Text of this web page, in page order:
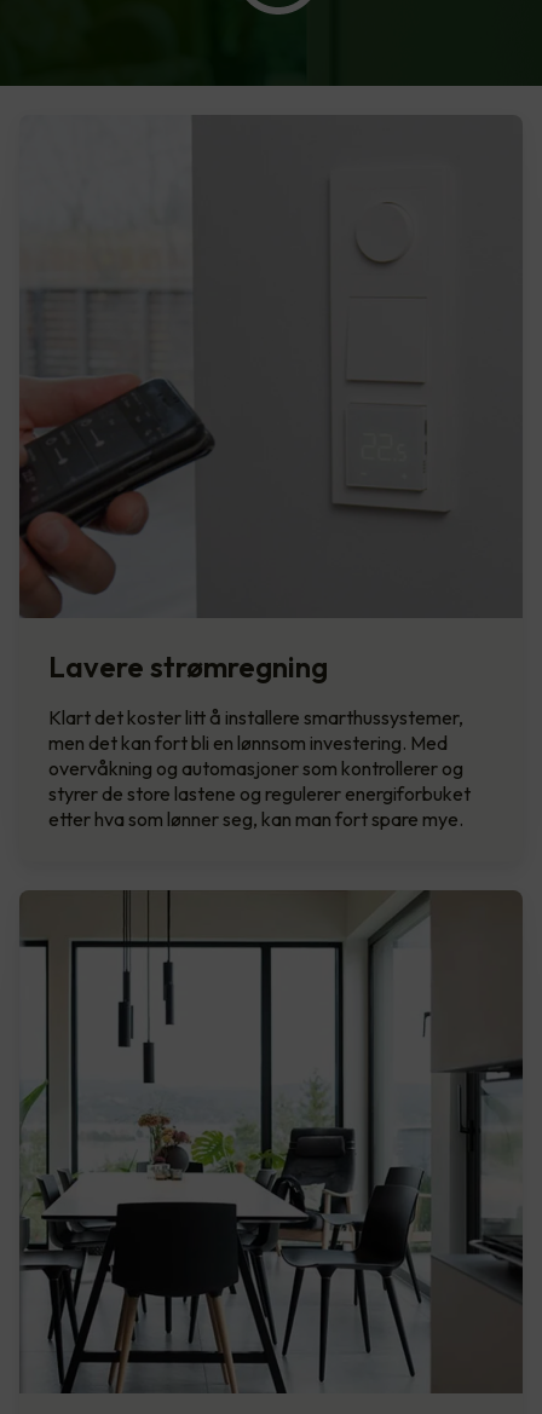
Lavere strømregning
Klart det koster litt å installere smarthussystemer,
men det kan fort bli en lønnsom investering. Med
overvåkning og automasjoner som kontrollerer og
styrer de store lastene og regulerer energiforbuket
etter hva som lønner seg, kan man fort spare mye.